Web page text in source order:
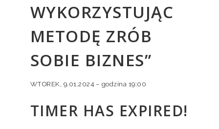
WYKORZYSTUJĄC
METODĘ ZRÓB
SOBIE BIZNES”
WTOREK, 9.01.2024 – godzina 19:00
TIMER HAS EXPIRED!